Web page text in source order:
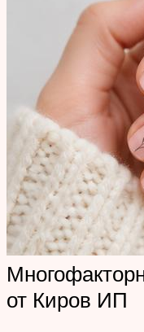
от Киров ИП